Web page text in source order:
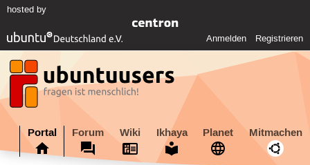
hosted by
Anmelden Registrieren
Portal Forum Wiki Ikhaya Planet Mitmachen